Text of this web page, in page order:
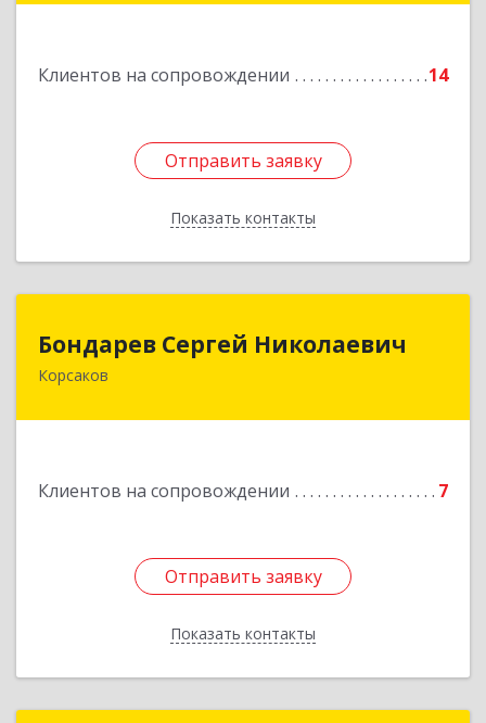
Клиентов на сопровождении 14
Отправить заявку
Показать контакты
Отправить заявку
Назад
Бондарев Сергей Николаевич
Корсаков
Клиентов на сопровождении 7
Отправить заявку
Показать контакты
Бондарев Сергей Николаевич
Отправить заявку
Назад